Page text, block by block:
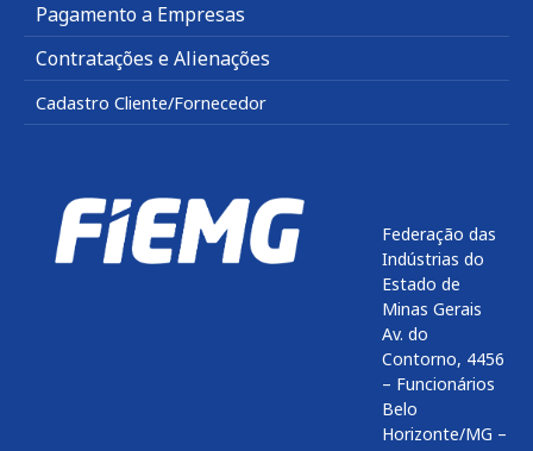
Pagamento a Empresas
Contratações e Alienações
Cadastro Cliente/Fornecedor
Federação das
Indústrias do
Estado de
Minas Gerais
Av. do
Contorno, 4456
– Funcionários
Belo
Horizonte/MG –